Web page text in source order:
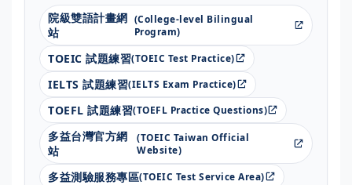
院級雙語計畫網
站
(College-level Bilingual
Program)
TOEIC 試題練習(TOEIC Test Practice)
IELTS 試題練習(IELTS Exam Practice)
TOEFL 試題練習(TOEFL Practice Questions)
多益台灣官方網
站
(TOEIC Taiwan Official
Website)
多益測驗服務專區(TOEIC Test Service Area)